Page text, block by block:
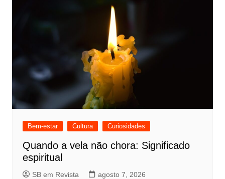
Bem-estar Cultura Curiosidades
Quando a vela não chora: Significado
espiritual
SB em Revista agosto 7, 2026